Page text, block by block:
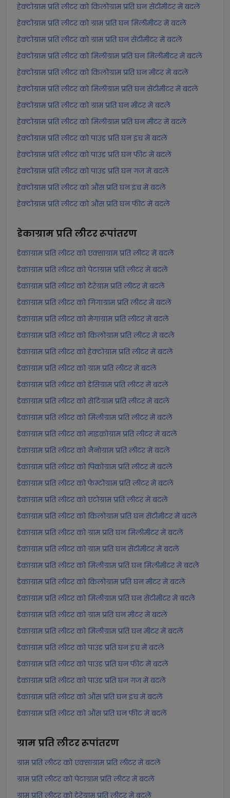
हेक्टोग्राम प्रति लीटर को किलोग्राम प्रति घन सेंटीमीटर में बदलें
हेक्टोग्राम प्रति लीटर को ग्राम प्रति घन मिलीमीटर में बदलें
हेक्टोग्राम प्रति लीटर को ग्राम प्रति घन सेंटीमीटर में बदलें
हेक्टोग्राम प्रति लीटर को मिलीग्राम प्रति घन मिलीमीटर में बदलें
हेक्टोग्राम प्रति लीटर को किलोग्राम प्रति घन मीटर में बदलें
हेक्टोग्राम प्रति लीटर को मिलीग्राम प्रति घन सेंटीमीटर में बदलें
हेक्टोग्राम प्रति लीटर को ग्राम प्रति घन मीटर में बदलें
हेक्टोग्राम प्रति लीटर को मिलीग्राम प्रति घन मीटर में बदलें
हेक्टोग्राम प्रति लीटर को पाउंड प्रति घन इंच में बदलें
हेक्टोग्राम प्रति लीटर को पाउंड प्रति घन फीट में बदलें
हेक्टोग्राम प्रति लीटर को पाउंड प्रति घन गज में बदलें
हेक्टोग्राम प्रति लीटर को औंस प्रति घन इंच में बदलें
हेक्टोग्राम प्रति लीटर को औंस प्रति घन फीट में बदलें
डेकाग्राम प्रति लीटररूपांतरण
डेकाग्राम प्रति लीटर को एक्साग्राम प्रति लीटर में बदलें
डेकाग्राम प्रति लीटर को पेटाग्राम प्रति लीटर में बदलें
डेकाग्राम प्रति लीटर को टेरेग्राम प्रति लीटर में बदलें
डेकाग्राम प्रति लीटर को गिगाग्राम प्रति लीटर में बदलें
डेकाग्राम प्रति लीटर को मेगाग्राम प्रति लीटर में बदलें
डेकाग्राम प्रति लीटर को किलोग्राम प्रति लीटर में बदलें
डेकाग्राम प्रति लीटर को हेक्टोग्राम प्रति लीटर में बदलें
डेकाग्राम प्रति लीटर को ग्राम प्रति लीटर में बदलें
डेकाग्राम प्रति लीटर को डेसिग्राम प्रति लीटर में बदलें
डेकाग्राम प्रति लीटर को सेंटिग्राम प्रति लीटर में बदलें
डेकाग्राम प्रति लीटर को मिलीग्राम प्रति लीटर में बदलें
डेकाग्राम प्रति लीटर को माइक्रोग्राम प्रति लीटर में बदलें
डेकाग्राम प्रति लीटर को नैनोग्राम प्रति लीटर में बदलें
डेकाग्राम प्रति लीटर को पिकोग्राम प्रति लीटर में बदलें
डेकाग्राम प्रति लीटर को फेम्टोग्राम प्रति लीटर में बदलें
डेकाग्राम प्रति लीटर को एटोग्राम प्रति लीटर में बदलें
डेकाग्राम प्रति लीटर को किलोग्राम प्रति घन सेंटीमीटर में बदलें
डेकाग्राम प्रति लीटर को ग्राम प्रति घन मिलीमीटर में बदलें
डेकाग्राम प्रति लीटर को ग्राम प्रति घन सेंटीमीटर में बदलें
डेकाग्राम प्रति लीटर को मिलीग्राम प्रति घन मिलीमीटर में बदलें
डेकाग्राम प्रति लीटर को किलोग्राम प्रति घन मीटर में बदलें
डेकाग्राम प्रति लीटर को मिलीग्राम प्रति घन सेंटीमीटर में बदलें
डेकाग्राम प्रति लीटर को ग्राम प्रति घन मीटर में बदलें
डेकाग्राम प्रति लीटर को मिलीग्राम प्रति घन मीटर में बदलें
डेकाग्राम प्रति लीटर को पाउंड प्रति घन इंच में बदलें
डेकाग्राम प्रति लीटर को पाउंड प्रति घन फीट में बदलें
डेकाग्राम प्रति लीटर को पाउंड प्रति घन गज में बदलें
डेकाग्राम प्रति लीटर को औंस प्रति घन इंच में बदलें
डेकाग्राम प्रति लीटर को औंस प्रति घन फीट में बदलें
ग्राम प्रति लीटररूपांतरण
ग्राम प्रति लीटर को एक्साग्राम प्रति लीटर में बदलें
ग्राम प्रति लीटर को पेटाग्राम प्रति लीटर में बदलें
ग्राम प्रति लीटर को टेरेग्राम प्रति लीटर में बदलें